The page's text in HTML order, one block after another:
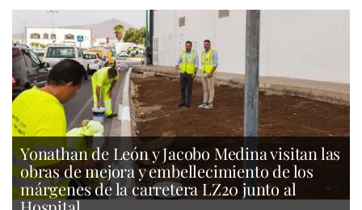
Yonathan de León y Jacobo Medina visitan las
obras de mejora y embellecimiento de los
márgenes de la carretera LZ20 junto al